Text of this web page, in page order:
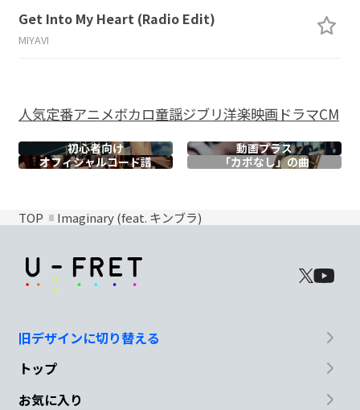
Get Into My Heart (Radio Edit)
MIYAVI
人気定番アニメボカロ童謡ジブリ洋楽映画ドラマCM
初心者向け
動画プラス
オフィシャルコード譜 「カポなし」の曲
TOP Imaginary (feat. キンブラ)
旧デザインに切り替える
トップ
お気に入り